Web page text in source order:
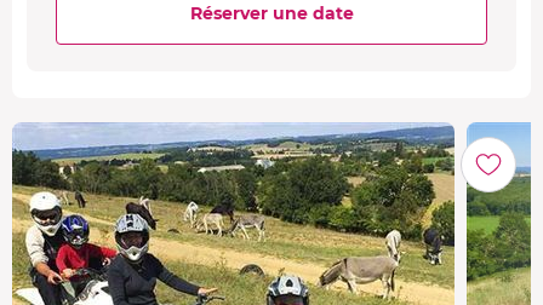
Réserver une date